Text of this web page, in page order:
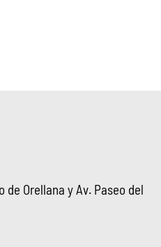
Orellana y Av. Paseo del